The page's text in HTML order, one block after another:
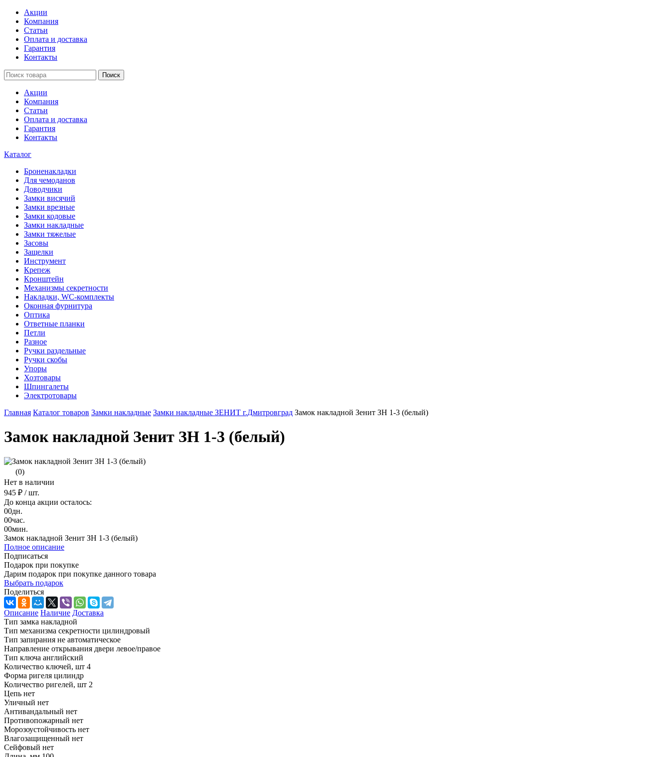
Акции
Компания
Статьи
Оплата и доставка
Гарантия
Контакты
Поиск
Акции
Компания
Статьи
Оплата и доставка
Гарантия
Контакты
Каталог
Броненакладки
Для чемоданов
Доводчики
Замки висячий
Замки врезные
Замки кодовые
Замки накладные
Замки тяжелые
Засовы
Защелки
Инструмент
Крепеж
Кронштейн
Механизмы секретности
Накладки, WC-комплекты
Оконная фурнитура
Оптика
Ответные планки
Петли
Разное
Ручки раздельные
Ручки скобы
Упоры
Хозтовары
Шпингалеты
Электротовары
Главная Каталог товаров Замки накладные Замки накладные ЗЕНИТ г.Дмитровград Замок накладной Зенит ЗН 1-3 (белый)
Замок накладной Зенит ЗН 1-3 (белый)
(0)
Нет в наличии
945 ₽ / шт.
До конца акции осталось:
00дн.
00час.
00мин.
Замок накладной Зенит ЗН 1-3 (белый)
Полное описание
Подписаться
Подарок при покупке
Дарим подарок при покупке данного товара
Выбрать подарок
Поделиться
Описание Наличие Доставка
Тип замка накладной
Тип механизма секретности цилиндровый
Тип запирания не автоматическое
Направление открывания двери левое/правое
Тип ключа английский
Количество ключей, шт 4
Форма ригеля цилиндр
Количество ригелей, шт 2
Цепь нет
Уличный нет
Антивандальный нет
Противопожарный нет
Морозоустойчивость нет
Влагозащищенный нет
Сейфовый нет